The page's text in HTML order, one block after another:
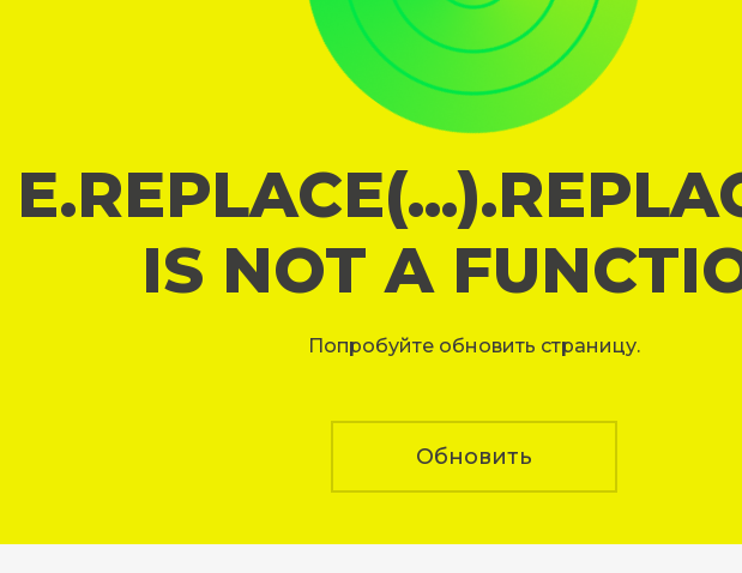
IS NOT A
Попробуйте обновить страницу.
Обновить